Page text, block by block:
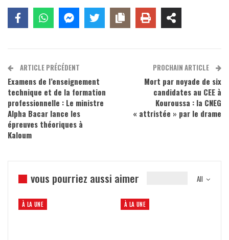
ARTICLE PRÉCÉDENT
Examens de l’enseignement
technique et de la formation
professionnelle : Le ministre
Alpha Bacar lance les
épreuves théoriques à
Kaloum
PROCHAIN ARTICLE
Mort par noyade de six
candidates au CEE à
Kouroussa : la CNEG
« attristée » par le drame
All
vous pourriez aussi aimer
À LA UNE À LA UNE